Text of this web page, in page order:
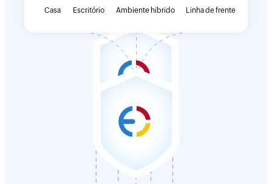
Casa Escritório Ambiente híbrido Linha de frente